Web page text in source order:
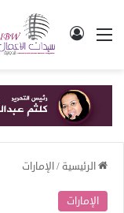
القائمة تسجيل الدخول
الرئيسية/الإمارات
الإمارات